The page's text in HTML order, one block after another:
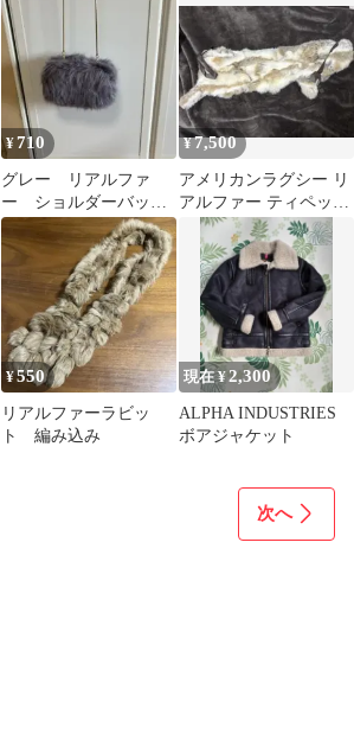
ル・マフラー・成人式
¥710
グレー リアルファ
ー ショルダーバッ
グ イベント
¥7,500
アメリカンラグシー リ
アルファー ティペット
マフラー
¥550
リアルファーラビッ
ト 編み込み
現在 ¥2,300
ALPHA INDUSTRIES
ボアジャケット
次へ